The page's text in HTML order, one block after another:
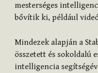
mesterséges
bővítik ki, például
Mindezek alapján a
összetett és sokoldalú
intelligencia